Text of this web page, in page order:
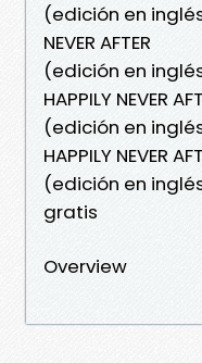
(edición en inglés)
NEVER AFTER
(edición en
HAPPILY NEVER
(edición en inglés)
HAPPILY NEVER
(edición en
gratis
Overview